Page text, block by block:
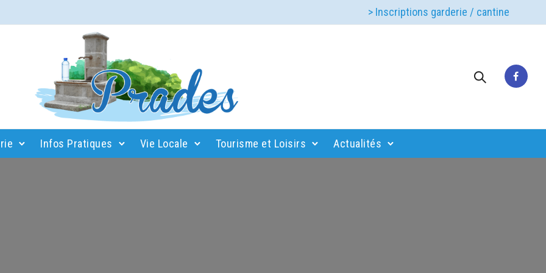
> Inscriptions garderie / cantine
Infos Pratiques Vie Locale Tourisme et Loisirs Actualités